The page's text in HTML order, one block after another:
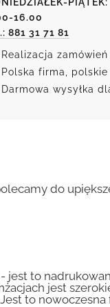
16.00
881 31 71 81
Realizacja
Polska firma,
Darmowa wysyłka
do
jest to
jest
to